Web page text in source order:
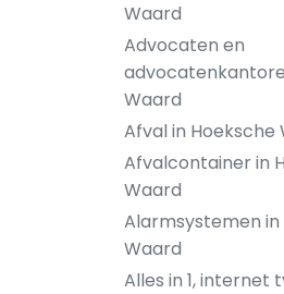
Waard
Advocaten en
Waard
Afval in Hoeksche
Afvalcontainer in
Waard
Alarmsystemen in
Waard
Alles in 1, internet